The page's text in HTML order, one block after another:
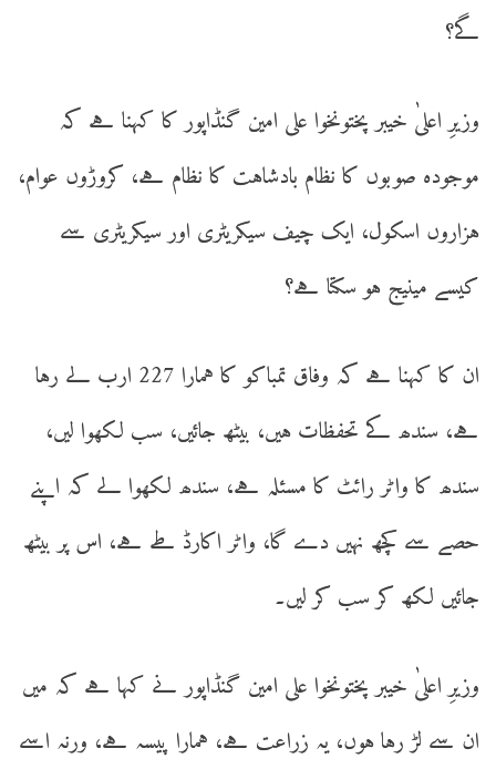
گے؟
وزیرِ اعلیٰ خیبر پختونخوا علی امین گنڈاپور کا کہنا ہے کہ
موجودہ صوبوں کا نظام بادشاہت کا نظام ہے، کروڑوں عوام،
ہزاروں اسکول، ایک چیف سیکریٹری اور سیکریٹری سے
کیسے مینیج ہو سکتا ہے؟
ان کا کہنا ہے کہ وفاق تمباکو کا ہمارا 227 ارب لے رہا
ہے، سندھ کے تحفظات ہیں، بیٹھ جائیں، سب لکھوا لیں،
سندھ کا واٹر رائٹ کا مسئلہ ہے، سندھ لکھوا لے کہ اپنے
حصے سے کچھ نہیں دے گا، واٹر اکارڈ طے ہے، اس پر بیٹھ
جائیں لکھ کر سب کر لیں۔
وزیرِ اعلیٰ خیبر پختونخوا علی امین گنڈاپور نے کہا ہے کہ میں
ان سے لڑ رہا ہوں، یہ زراعت ہے، ہمارا پیسہ ہے، ورنہ اسے